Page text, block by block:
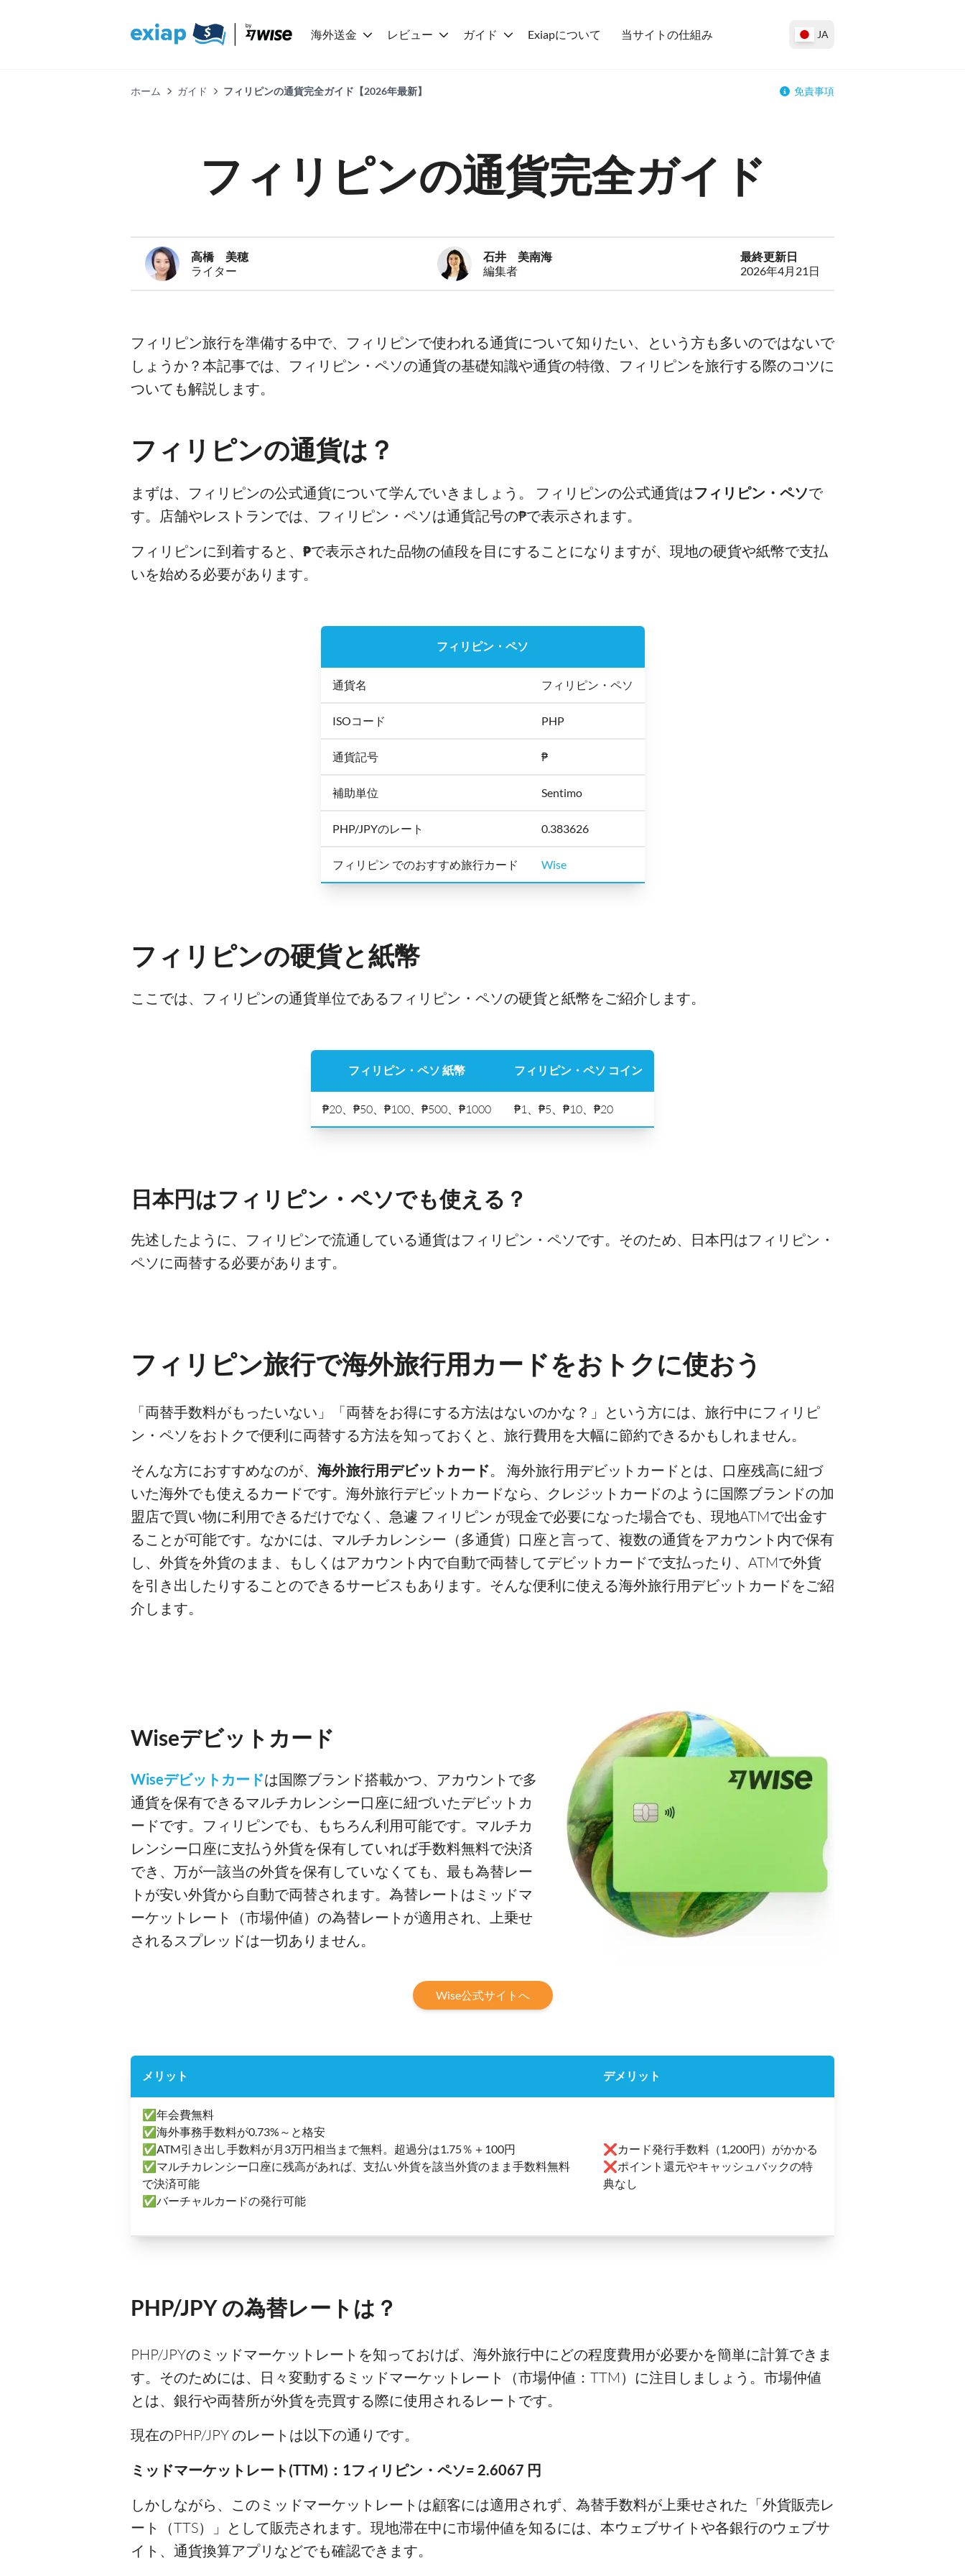
海外送金 レビュー ガイド Exiapについて 当サイトの仕組み JA
ホーム ガイド フィリピンの通貨完全ガイド【2026年最新】 免責事項
フィリピンの通貨完全ガイド
高橋 美穂
ライター
石井 美南海
編集者
最終更新日
2026年4月21日
フィリピン旅行を準備する中で、フィリピンで使われる通貨について知りたい、という方も多いのではないで
しょうか？本記事では、フィリピン・ペソの通貨の基礎知識や通貨の特徴、フィリピンを旅行する際のコツに
ついても解説します。
フィリピンの通貨は？
まずは、フィリピンの公式通貨について学んでいきましょう。 フィリピンの公式通貨はフィリピン・ペソで
す。店舗やレストランでは、フィリピン・ペソは通貨記号の₱で表示されます。
フィリピンに到着すると、 ₱で表示された品物の値段を目にすることになりますが、現地の硬貨や紙幣で支払
いを始める必要があります。
フィリピン・ペソ
通貨名 フィリピン・ペソ
ISOコード PHP
通貨記号 ₱
補助単位 Sentimo
PHP/JPYのレート 0.383626
フィリピン でのおすすめ旅行カード Wise
フィリピンの硬貨と紙幣
ここでは、フィリピンの通貨単位であるフィリピン・ペソの硬貨と紙幣をご紹介します。
フィリピン・ペソ 紙幣 フィリピン・ペソ コイン
₱20、₱50、₱100、₱500、₱1000 ₱1、₱5、₱10、₱20
日本円はフィリピン・ペソでも使える？
先述したように、フィリピンで流通している通貨はフィリピン・ペソです。そのため、日本円はフィリピン・
ペソに両替する必要があります。
フィリピン旅行で海外旅行用カードをおトクに使おう
「両替手数料がもったいない」「両替をお得にする方法はないのかな？」という方には、旅行中にフィリピ
ン・ペソをおトクで便利に両替する方法を知っておくと、旅行費用を大幅に節約できるかもしれません。
そんな方におすすめなのが、 海外旅行用デビットカード。 海外旅行用デビットカードとは、口座残高に紐づ
いた海外でも使えるカードです。海外旅行デビットカードなら、クレジットカードのように国際ブランドの加
盟店で買い物に利用できるだけでなく、急遽 フィリピン が現金で必要になった場合でも、現地ATMで出金す
ることが可能です。なかには、マルチカレンシー（多通貨）口座と言って、複数の通貨をアカウント内で保有
し、外貨を外貨のまま、もしくはアカウント内で自動で両替してデビットカードで支払ったり、ATMで外貨
を引き出したりすることのできるサービスもあります。そんな便利に使える海外旅行用デビットカードをご紹
介します。
Wiseデビットカード
Wiseデビットカードは国際ブランド搭載かつ、アカウントで多
通貨を保有できるマルチカレンシー口座に紐づいたデビットカ
ードです。フィリピンでも、もちろん利用可能です。マルチカ
レンシー口座に支払う外貨を保有していれば手数料無料で決済
でき、万が一該当の外貨を保有していなくても、最も為替レー
トが安い外貨から自動で両替されます。為替レートはミッドマ
ーケットレート（市場仲値）の為替レートが適用され、上乗せ
されるスプレッドは一切ありません。
Wise公式サイトへ
メリット デメリット
✅年会費無料
✅海外事務手数料が0.73%～と格安
✅ATM引き出し手数料が月3万円相当まで無料。超過分は1.75％＋100円
✅マルチカレンシー口座に残高があれば、支払い外貨を該当外貨のまま手数料無料
で決済可能
✅バーチャルカードの発行可能
❌カード発行手数料（1,200円）がかかる
❌ポイント還元やキャッシュバックの特
典なし
PHP/JPY の為替レートは？
PHP/JPYのミッドマーケットレートを知っておけば、海外旅行中にどの程度費用が必要かを簡単に計算できま
す。そのためには、日々変動するミッドマーケットレート（市場仲値：TTM）に注目しましょう。市場仲値
とは、銀行や両替所が外貨を売買する際に使用されるレートです。
現在のPHP/JPY のレートは以下の通りです。
ミッドマーケットレート(TTM)：1フィリピン・ペソ= 2.6067 円
しかしながら、このミッドマーケットレートは顧客には適用されず、為替手数料が上乗せされた「外貨販売レ
ート（TTS）」として販売されます。現地滞在中に市場仲値を知るには、本ウェブサイトや各銀行のウェブサ
イト、通貨換算アプリなどでも確認できます。